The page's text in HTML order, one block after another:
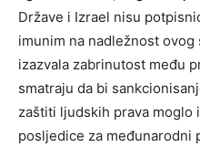
Države i Izrael nisu
imunim na nadležnost ovog
izazvala zabrinutost među
smatraju da bi
zaštiti ljudskih prava moglo
posljedice za međunarodni